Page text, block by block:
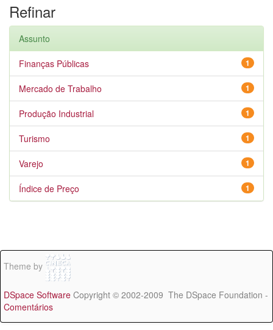
Refinar
Assunto
1
Finanças Públicas
1
Mercado de Trabalho
1
Produção Industrial
1
Turismo
1
Varejo
1
Índice de Preço
Theme by
DSpace Software Copyright © 2002-2009 The DSpace Foundation -
Comentários